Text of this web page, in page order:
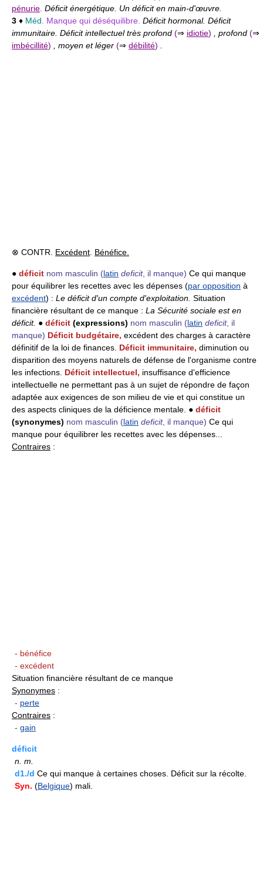
pénurie Déficit énergétique. Un déficit en main-d'œuvre.
3 ♦ Méd. Manque qui déséquilibre. Déficit hormonal. Déficit
immunitaire. Déficit intellectuel très profond (⇒ idiotie) , profond (⇒
imbécillité) , moyen et léger (⇒ débilité)
⊗ CONTR. Excédent Bénéfice.
● déficit nom masculin (latin deficit, il manque) Ce qui manque
pour équilibrer les recettes avec les dépenses (par opposition à
excédent) : Le déficit d'un compte d'exploitation. Situation
financière résultant de ce manque : La Sécurité sociale est en
déficit. ● déficit (expressions) nom masculin (latin deficit, il
manque) Déficit budgétaire, excédent des charges à caractère
définitif de la loi de finances. Déficit immunitaire, diminution ou
disparition des moyens naturels de défense de l'organisme contre
les infections. Déficit intellectuel, insuffisance d'efficience
intellectuelle ne permettant pas à un sujet de répondre de façon
adaptée aux exigences de son milieu de vie et qui constitue un
des aspects cliniques de la déficience mentale. ● déficit
(synonymes) nom masculin (latin deficit, il manque) Ce qui
manque pour équilibrer les recettes avec les dépenses...
Contraires :
- bénéfice
- excédent
Situation financière résultant de ce manque
Synonymes :
- perte
Contraires :
- gain
déficit
n. m.
d1./d Ce qui manque à certaines choses. Déficit sur la récolte.
Syn. (Belgique) mali.